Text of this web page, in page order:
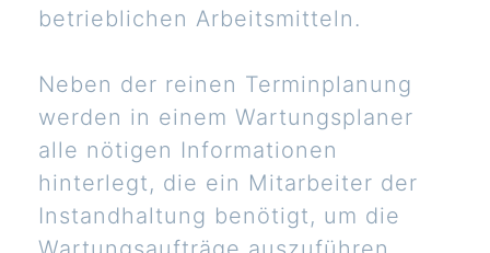
betrieblichen Arbeitsmitteln.
Neben der reinen Terminplanung
werden in einem Wartungsplaner
alle nötigen Informationen
hinterlegt, die ein Mitarbeiter der
Instandhaltung benötigt, um die